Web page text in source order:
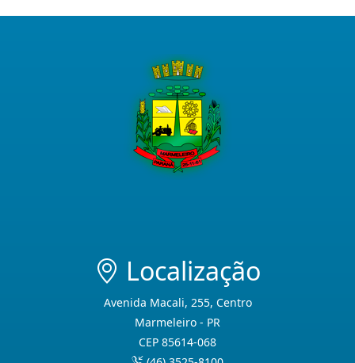
Localização
Avenida Macali, 255, Centro
Marmeleiro - PR
CEP 85614-068